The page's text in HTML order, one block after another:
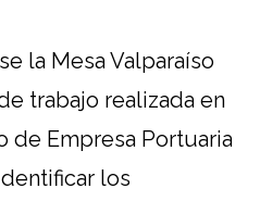
la Mesa Valparaíso
trabajo realizada en
de Empresa Portuaria
los